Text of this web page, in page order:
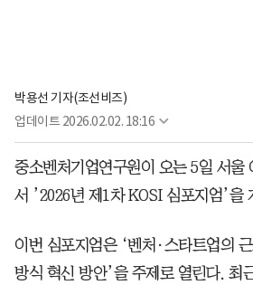
박용선 기자(조선비즈)
업데이트 2026.02.02. 18:16
중소벤처기업연구원이 오는 5일 서울
서 ’2026년 제1차 KOSI 심포지엄’을
이번 심포지엄은 ‘벤처·스타트업의
방식 혁신 방안’을 주제로 열린다. 최